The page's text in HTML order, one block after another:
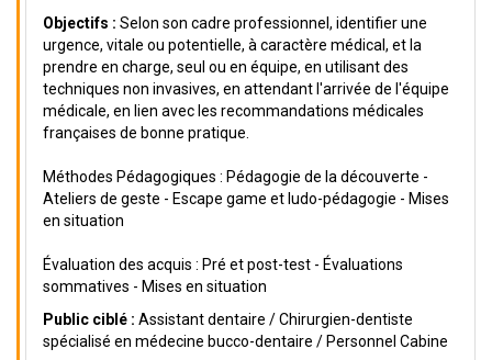
Objectifs : Selon son cadre professionnel, identifier une
urgence, vitale ou potentielle, à caractère médical, et la
prendre en charge, seul ou en équipe, en utilisant des
techniques non invasives, en attendant l'arrivée de l'équipe
médicale, en lien avec les recommandations médicales
françaises de bonne pratique.
Méthodes Pédagogiques : Pédagogie de la découverte -
Ateliers de geste - Escape game et ludo-pédagogie - Mises
en situation
Évaluation des acquis : Pré et post-test - Évaluations
sommatives - Mises en situation
Public ciblé : Assistant dentaire / Chirurgien-dentiste
spécialisé en médecine bucco-dentaire / Personnel Cabine